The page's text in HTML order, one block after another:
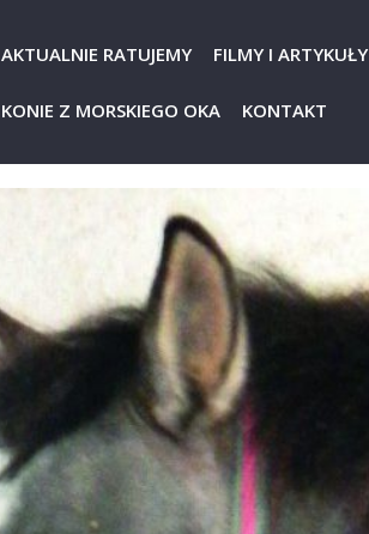
AKTUALNIE RATUJEMY FILMY I ARTYKUŁY
KONIE Z MORSKIEGO OKA KONTAKT